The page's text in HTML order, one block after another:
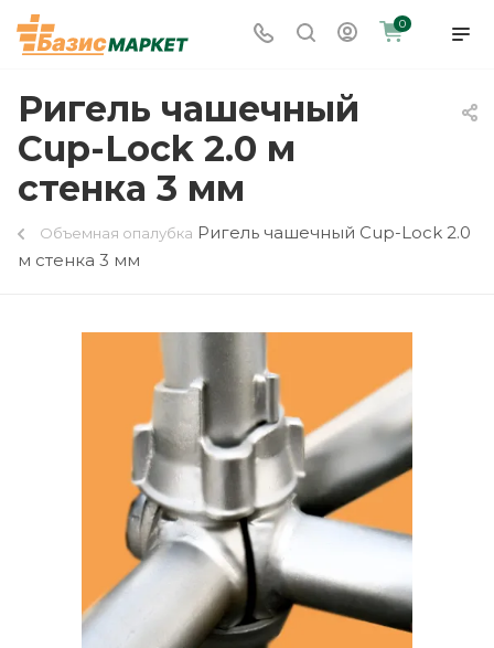
0
Ригель чашечный
Cup-Lock 2.0 м
стенка 3 мм
Объемная опалубка Ригель чашечный Cup-Lock 2.0
м стенка 3 мм